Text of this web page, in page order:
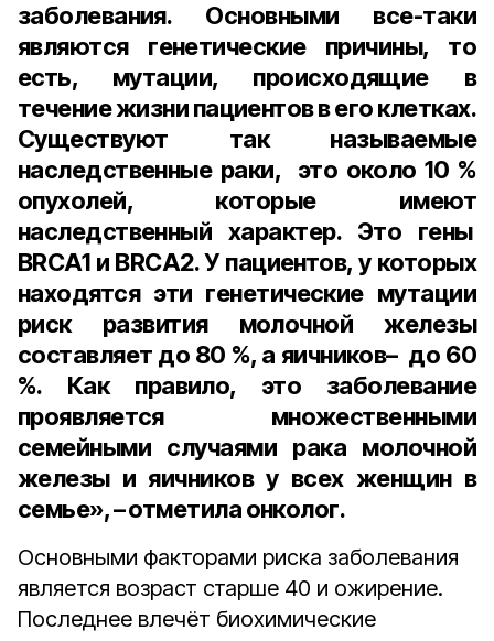
заболевания. Основными все-таки
являются генетические причины, то
есть, мутации, происходящие в
течение жизни пациентов в его клетках.
Существуют так называемые
наследственные раки, это около 10 %
опухолей, которые имеют
наследственный характер. Это гены
BRCA1 и BRCA2. У пациентов, у которых
находятся эти генетические мутации
риск развития молочной железы
составляет до 80 %, а яичников– до 60
%. Как правило, это заболевание
проявляется множественными
семейными случаями рака молочной
железы и яичников у всех женщин в
семье», – отметила онколог.
Основными факторами риска заболевания
является возраст старше 40 и ожирение.
Последнее влечёт биохимические